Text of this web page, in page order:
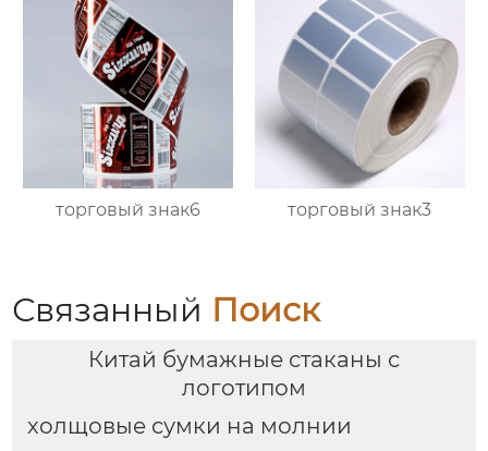
торговый знак6 торговый знак3
Связанный Поиск
Китай бумажные стаканы с
логотипом
холщовые сумки на молнии